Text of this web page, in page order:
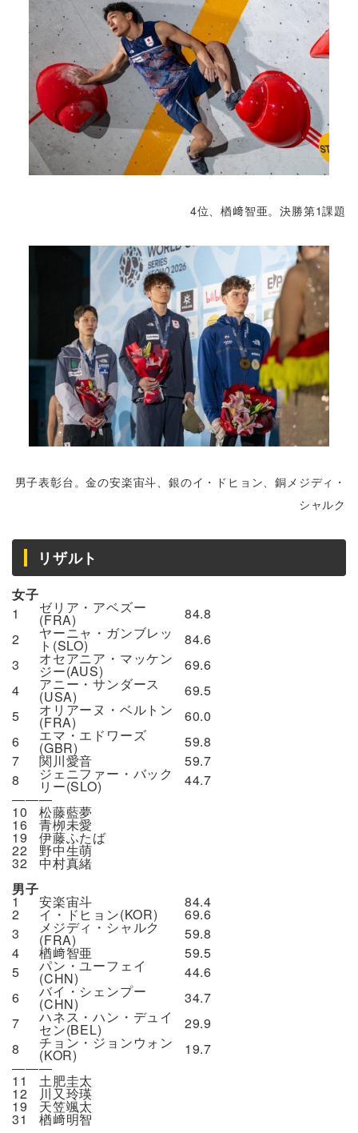
4位、楢﨑智亜。決勝第1課題
男子表彰台。金の安楽宙斗、銀のイ・ドヒョン、銅メジディ・
シャルク
リザルト
女子
1
ゼリア・アベズー
(FRA)
84.8
2
ヤーニャ・ガンブレッ
ト(SLO)
84.6
3
オセアニア・マッケン
ジー(AUS)
69.6
4
アニー・サンダース
(USA)
69.5
5
オリアーヌ・ベルトン
(FRA)
60.0
6
エマ・エドワーズ
(GBR)
59.8
7
関川愛音
59.7
8
ジェニファー・バック
リー(SLO)
44.7
―――
10 松藤藍夢
16 青栁未愛
19 伊藤ふたば
22 野中生萌
32
中村真緒
男子
1 安楽宙斗 84.4
2 イ・ドヒョン(KOR)
69.6
3
メジディ・シャルク
(FRA)
59.8
4
楢﨑智亜
59.5
5
パン・ユーフェイ
(CHN)
44.6
6
バイ・シェンプー
(CHN)
34.7
7
ハネス・ハン・デュイ
セン(BEL)
29.9
8
チョン・ジョンウォン
(KOR)
19.7
―――
11 土肥圭太
12 川又玲瑛
19 天笠颯太
31 楢﨑明智